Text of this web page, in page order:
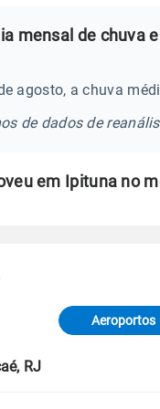
mensal de chuva
agosto, a chuva
de dados de
em Ipituna no
Estudos Climáticos
Aeroportos
RJ